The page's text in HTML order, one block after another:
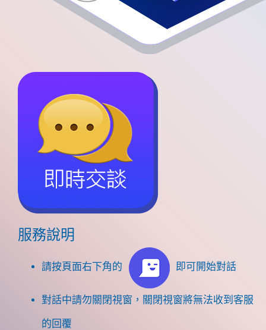
服務說明
請按頁面右下角的 即可開始對話
對話中請勿關閉視窗，關閉視窗將無法收到客服
的回覆